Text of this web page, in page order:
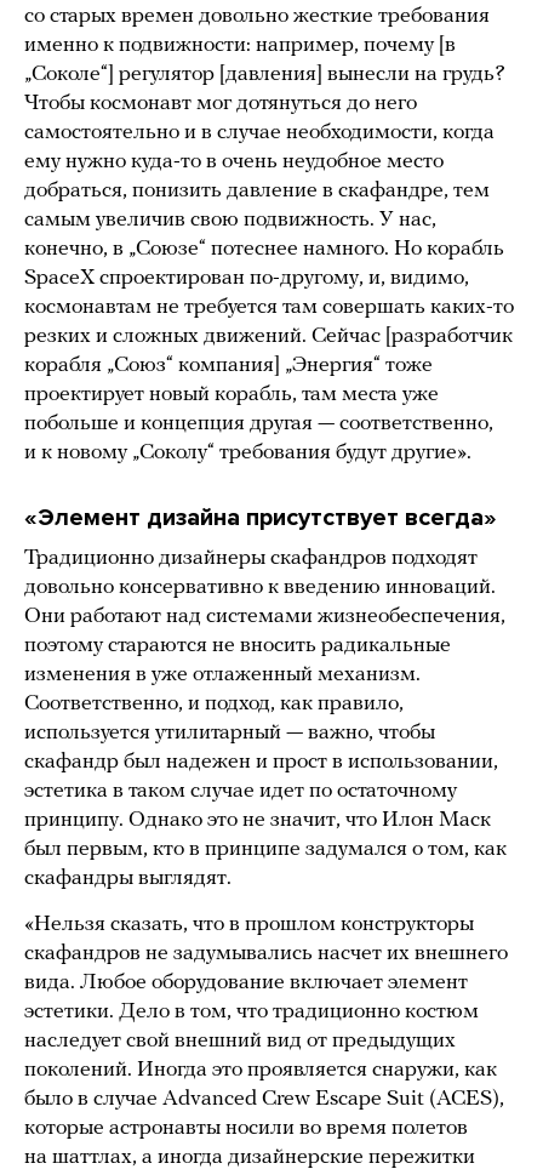
со старых времен довольно жесткие требования
именно к подвижности: например, почему [в
„Соколе“] регулятор [давления] вынесли на грудь?
Чтобы космонавт мог дотянуться до него
самостоятельно и в случае необходимости, когда
ему нужно куда-то в очень неудобное место
добраться, понизить давление в скафандре, тем
самым увеличив свою подвижность. У нас,
конечно, в „Союзе“ потеснее намного. Но корабль
SpaceX спроектирован по-другому, и, видимо,
космонавтам не требуется там совершать каких-то
резких и сложных движений. Сейчас [разработчик
корабля „Союз“ компания] „Энергия“ тоже
проектирует новый корабль, там места уже
побольше и концепция другая — соответственно,
и к новому „Соколу“ требования будут другие».
«Элемент дизайна присутствует всегда»
Традиционно дизайнеры скафандров подходят
довольно консервативно к введению инноваций.
Они работают над системами жизнеобеспечения,
поэтому стараются не вносить радикальные
изменения в уже отлаженный механизм.
Соответственно, и подход, как правило,
используется утилитарный — важно, чтобы
скафандр был надежен и прост в использовании,
эстетика в таком случае идет по остаточному
принципу. Однако это не значит, что Илон Маск
был первым, кто в принципе задумался о том, как
скафандры выглядят.
«Нельзя сказать, что в прошлом конструкторы
скафандров не задумывались насчет их внешнего
вида. Любое оборудование включает элемент
эстетики. Дело в том, что традиционно костюм
наследует свой внешний вид от предыдущих
поколений. Иногда это проявляется снаружи, как
было в случае Advanced Crew Escape Suit (ACES),
которые астронавты носили во время полетов
на шаттлах, а иногда дизайнерские пережитки